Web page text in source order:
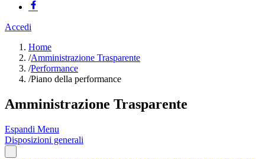
Accedi
Home
/Amministrazione Trasparente
/Performance
/Piano della performance
Amministrazione Trasparente
Espandi Menu
Disposizioni generali